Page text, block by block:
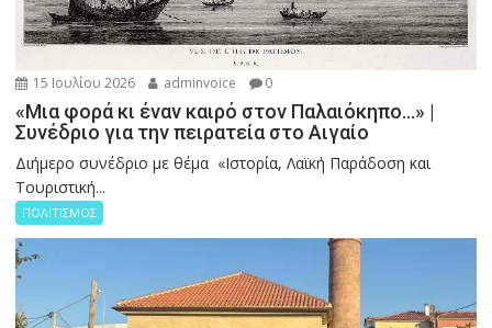
15 Ιουλίου 2026 adminvoice 0
«Μια φορά κι έναν καιρό στον Παλαιόκηπο…» |
Συνέδριο για την πειρατεία στο Αιγαίο
Διήμερο συνέδριο με θέμα «Ιστορία, Λαϊκή Παράδοση και
Τουριστική...
ΠΟΛΙΤΙΣΜΟΣ